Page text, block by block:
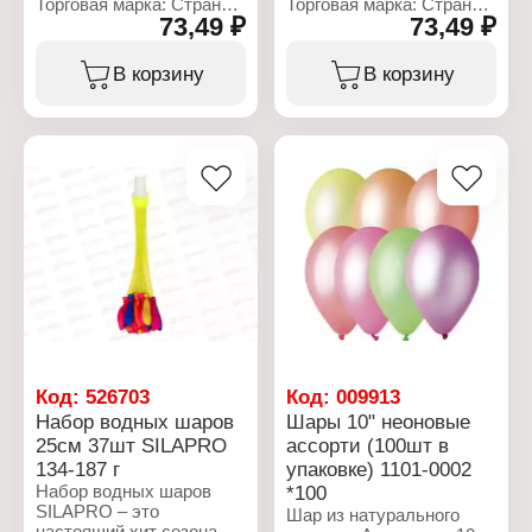
Торговая марка: Belbal
Артикул: 1103-2361
шары
Материал: 100%
натуральный
биоразлагаемый латекс
Форма: круглые
Количество в упаковке:
Торговая марка: Страна
Тип товара: Воздушные
Цветовая гамма: микс
Упаковка: в пакете
Размер упаковки:
73,49 ₽
В корзину
Торговая марка: Страна
Тип товара: Воздушные
Размер: 12" (30 см)
Материал: латекс
Цветовая гамма: микс
Упаковка: в пакете
Размер упаковки:
20х11х1 см
73,49 ₽
В корзину
Код: 526703
Набор водных шаров
25см 37шт SILAPRO
134-187 г
Набор водных шаров
SILAPRO – это
Код:009913
Шары 10" неоновые
ассорти (100шт в
упаковке) 1101-0002
*100
Шар из натурального